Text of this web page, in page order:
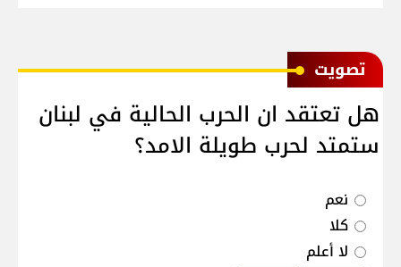
ﺗﺼﻮﻳﺖ
هل تعتقد ان الحرب الحالية في لبنان
ستمتد لحرب طويلة الامد؟
نعم
كلا
لا أعلم